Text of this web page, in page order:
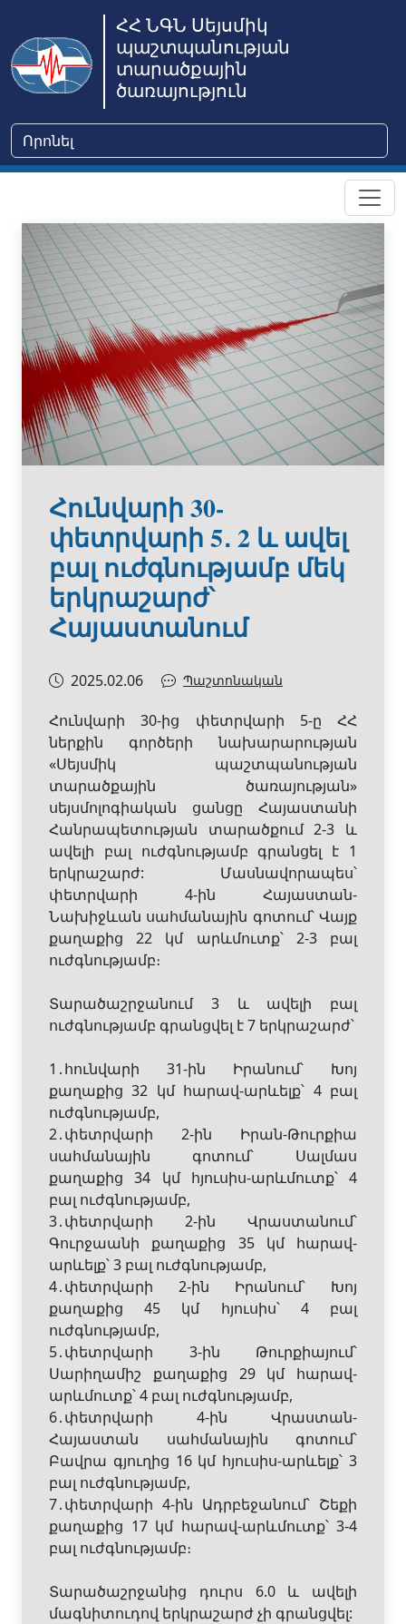
ՀՀ ՆԳՆ Սեյսմիկ
պաշտպանության
տարածքային
ծառայություն
Հունվարի 30-
փետրվարի 5․ 2 և ավել
բալ ուժգնությամբ մեկ
երկրաշարժ՝
Հայաստանում
2025.02.06 Պաշտոնական
Հունվարի 30-ից փետրվարի 5-ը ՀՀ
ներքին գործերի նախարարության
«Սեյսմիկ պաշտպանության
տարածքային ծառայության»
սեյսմոլոգիական ցանցը Հայաստանի
Հանրապետության տարածքում 2-3 և
ավելի բալ ուժգնությամբ գրանցել է 1
երկրաշարժ: Մասնավորապես՝
փետրվարի 4-ին Հայաստան-
Նախիջևան սահմանային գոտում՝ Վայք
քաղաքից 22 կմ արևմուտք՝ 2-3 բալ
ուժգնությամբ։
Տարածաշրջանում 3 և ավելի բալ
ուժգնությամբ գրանցվել է 7 երկրաշարժ՝
1․հունվարի 31-ին Իրանում՝ Խոյ
քաղաքից 32 կմ հարավ-արևելք՝ 4 բալ
ուժգնությամբ,
2․փետրվարի 2-ին Իրան-Թուրքիա
սահմանային գոտում՝ Սալմաս
քաղաքից 34 կմ հյուսիս-արևմուտք՝ 4
բալ ուժգնությամբ,
3․փետրվարի 2-ին Վրաստանում՝
Գուրջաանի քաղաքից 35 կմ հարավ-
արևելք՝ 3 բալ ուժգնությամբ,
4․փետրվարի 2-ին Իրանում՝ Խոյ
քաղաքից 45 կմ հյուսիս՝ 4 բալ
ուժգնությամբ,
5․փետրվարի 3-ին Թուրքիայում՝
Սարիղամիշ քաղաքից 29 կմ հարավ-
արևմուտք՝ 4 բալ ուժգնությամբ,
6․փետրվարի 4-ին Վրաստան-
Հայաստան սահմանային գոտում՝
Բավրա գյուղից 16 կմ հյուսիս-արևելք՝ 3
բալ ուժգնությամբ,
7․փետրվարի 4-ին Ադրբեջանում՝ Շեքի
քաղաքից 17 կմ հարավ-արևմուտք՝ 3-4
բալ ուժգնությամբ։
Տարածաշրջանից դուրս 6.0 և ավելի
մագնիտուդով երկրաշարժ չի գրանցվել: